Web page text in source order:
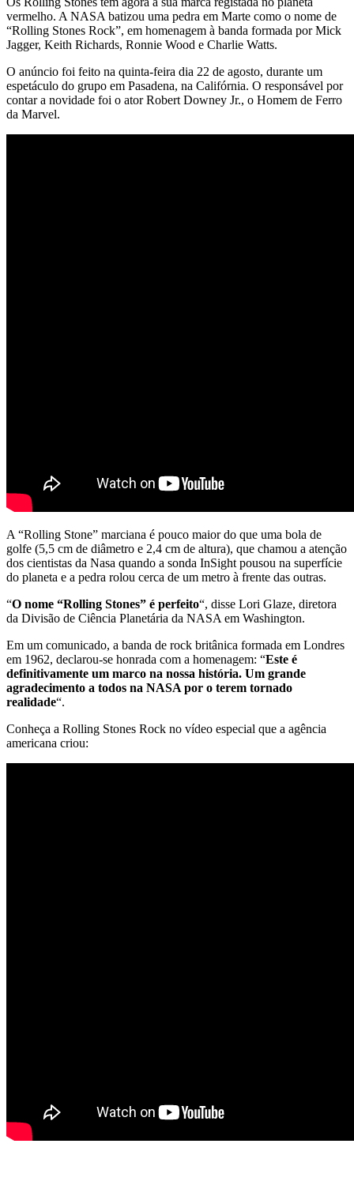
vermelho. A NASA batizou uma pedra em Marte como o nome de
“Rolling Stones Rock”, em homenagem à banda formada por Mick
Jagger, Keith Richards, Ronnie Wood e Charlie Watts.
O anúncio foi feito na quinta-feira dia 22 de agosto, durante um
espetáculo do grupo em Pasadena, na Califórnia. O responsável por
contar a novidade foi o ator Robert Downey Jr., o Homem de Ferro
da Marvel.
A “Rolling Stone” marciana é pouco maior do que uma bola de
golfe (5,5 cm de diâmetro e 2,4 cm de altura), que chamou a atenção
dos cientistas da Nasa quando a sonda InSight pousou na superfície
do planeta e a pedra rolou cerca de um metro à frente das outras.
“O nome “Rolling Stones” é perfeito“, disse Lori Glaze, diretora
da Divisão de Ciência Planetária da NASA em Washington.
Em um comunicado, a banda de rock britânica formada em Londres
em 1962, declarou-se honrada com a homenagem: “Este é
definitivamente um marco na nossa história. Um grande
agradecimento a todos na NASA por o terem tornado
realidade“.
Conheça a Rolling Stones Rock no vídeo especial que a agência
americana criou: